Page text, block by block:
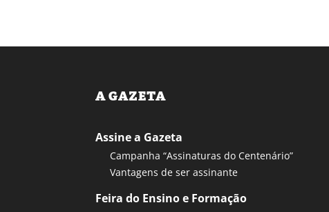
A GAZETA
Assine a Gazeta
Campanha “Assinaturas do Centenário”
Vantagens de ser assinante
Feira do Ensino e Formação